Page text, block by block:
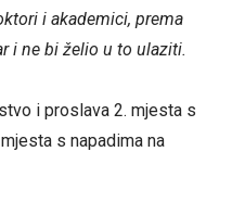
i akademici, prema
i ne bi želio u to ulaziti.
i proslava 2. mjesta s
s napadima na